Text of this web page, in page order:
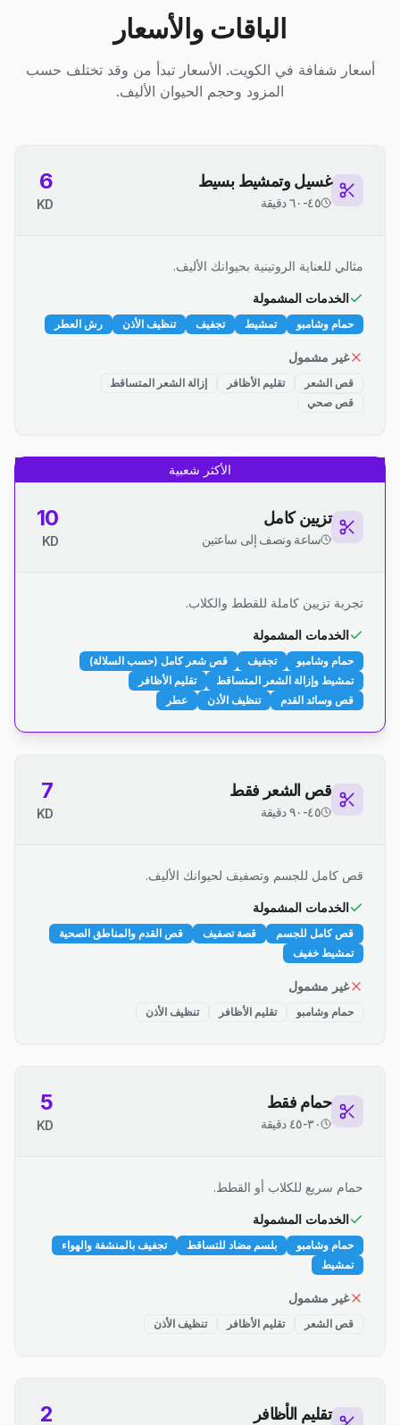
الباقات والأسعار
أسعار شفافة في الكويت. الأسعار تبدأ من وقد تختلف حسب
المزود وحجم الحيوان الأليف.
غسيل وتمشيط بسيط
٤٥-٦٠ دقيقة
6
KD
مثالي للعناية الروتينية بحيوانك الأليف.
الخدمات المشمولة
حمام وشامبو تمشيط تجفيف تنظيف الأذن رش العطر
غير مشمول
قص الشعر تقليم الأظافر
إزالة الشعر المتساقط
قص صحي
الأكثر شعبية
تزيين كامل
ساعة ونصف إلى ساعتين
10
KD
تجربة تزيين كاملة للقطط والكلاب.
الخدمات المشمولة
حمام وشامبو تجفيف
قص شعر كامل (حسب السلالة)
تمشيط وإزالة الشعر المتساقط
تقليم الأظافر
قص وسائد القدم
تنظيف الأذن عطر
قص الشعر فقط
٤٥-٩٠ دقيقة
7
KD
قص كامل للجسم وتصفيف لحيوانك الأليف.
الخدمات المشمولة
قص كامل للجسم قصة تصفيف
قص القدم والمناطق الصحية
تمشيط خفيف
غير مشمول
حمام وشامبو تقليم الأظافر تنظيف الأذن
حمام فقط
٣٠-٤٥ دقيقة
5
KD
حمام سريع للكلاب أو القطط.
الخدمات المشمولة
حمام وشامبو بلسم مضاد للتساقط
تجفيف بالمنشفة والهواء
تمشيط
غير مشمول
قص الشعر تقليم الأظافر تنظيف الأذن
تقليم الأظافر 2